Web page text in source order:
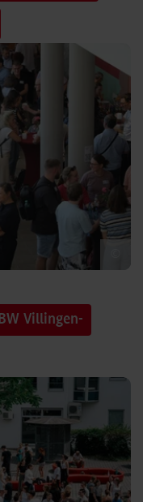
Villingen-